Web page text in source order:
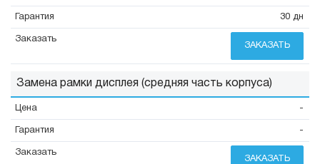
30 дн
ЗАКАЗАТЬ
Замена рамки дисплея (средняя часть корпуса)
-
-
ЗАКАЗАТЬ